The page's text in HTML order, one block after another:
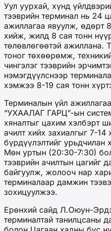
Уул уурхай, хүнд
тээврийн терминал нь 24
ажиллагаа явуулж, өдөрт
хийж, жилд 8 сая тонн
төлөвлөгөөтэй ажиллана.
тоног төхөөрөмж,
чингэлэг тээврийн
нэмэгдүүлснээр
хэмжээ 8-19 сая тонн
Терминалын үйл
“УХААЛАГ ГАРЦ”-ын
хяналтыг цахим хэлбэрт
ачилт хийх захиалгыг 7-
бүрдүүлэлтийг
Мөн уртын (20:30-7:30)
тээврийн ачилтын цагийг
байгуулж, жолооч нар
терминалаар дамжин
зохицуулжээ.
Ерөнхий сайд Л.Оюун-
терминалтай танилцсаны